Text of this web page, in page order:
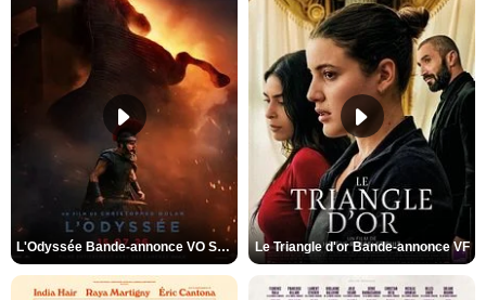
L'Odyssée Bande-annonce VO STFR Le Triangle d'or Bande-annonce VF